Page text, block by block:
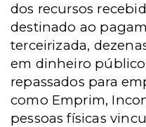
dos recursos
destinado ao
terceirizada,
em dinheiro
repassados para
como Emprim,
pessoas físicas